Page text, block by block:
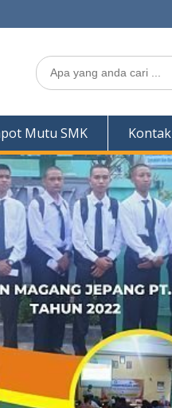
Search
for:
Mutu SMK Kontak